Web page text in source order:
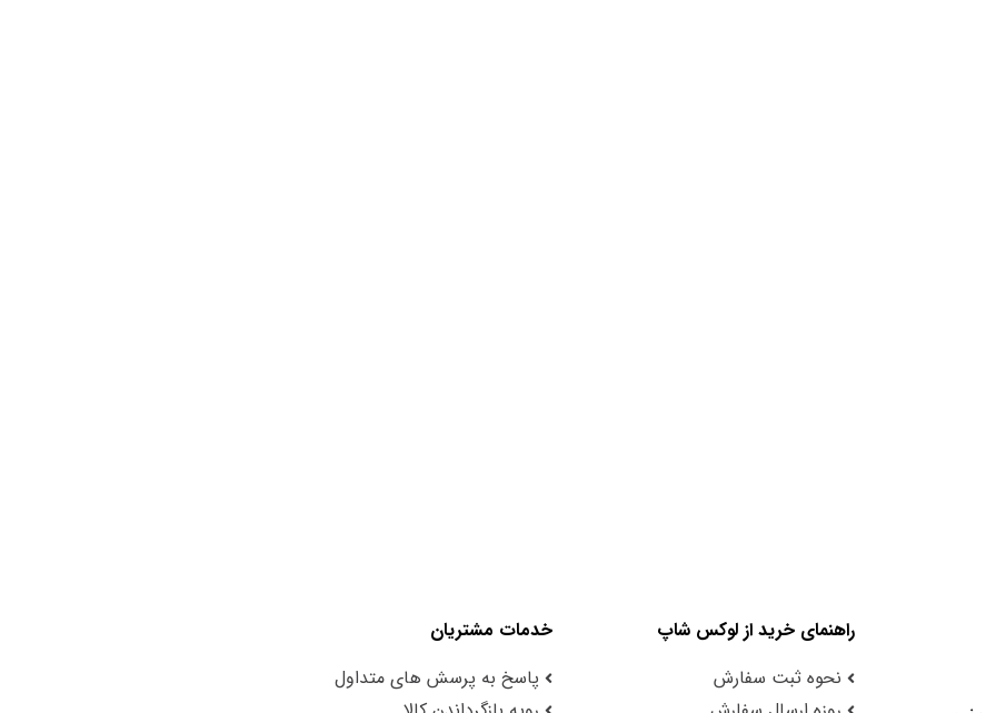
راهنمای خرید از لوکس شاپ
نحوه ثبت سفارش
خدمات مشتریان
پاسخ به پرسش های متداول